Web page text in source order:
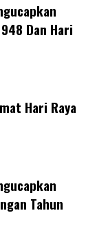
Dan Hari
Hari Raya
Tahun